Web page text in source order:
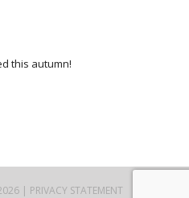
this autumn!
| PRIVACY STATEMENT